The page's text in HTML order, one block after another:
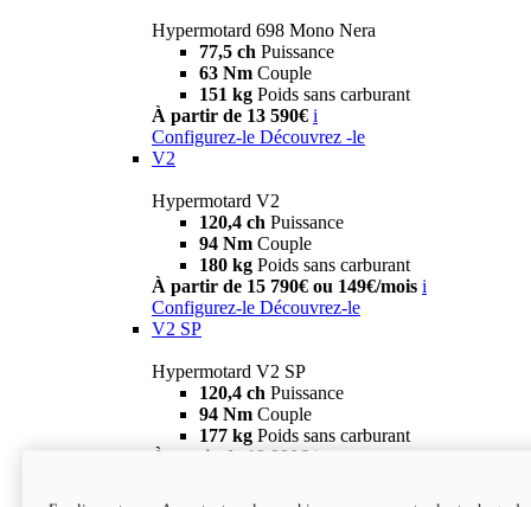
Hypermotard 698 Mono Nera
77,5 ch Puissance
63 Nm Couple
151 kg Poids sans carburant
À partir de 13 590€ i
Configurez-le Découvrez -le
V2
Hypermotard V2
120,4 ch Puissance
94 Nm Couple
180 kg Poids sans carburant
À partir de 15 790€ ou 149€/mois i
Configurez-le Découvrez-le
V2 SP
Hypermotard V2 SP
120,4 ch Puissance
94 Nm Couple
177 kg Poids sans carburant
À partir de 19 990€ i
new
V2 SP 100